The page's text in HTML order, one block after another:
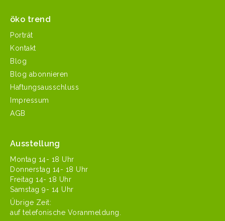
öko trend
Porträt
Kontakt
Blog
Blog abonnieren
Haftungsausschluss
Impressum
AGB
Ausstellung
Mon­tag 14- 18 Uhr
Don­ner­stag 14- 18 Uhr
Fre­itag 14- 18 Uhr
Sam­stag 9- 14 Uhr
Übrige Zeit:
auf tele­fonis­che Voranmeldung.